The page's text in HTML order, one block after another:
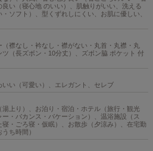
い（寝心地 のいい）、肌触りがいい、洗える
ソフト）、型くずれしにくい、お肌に優しい、
襟なし・衿なし・襟がない・丸首・丸襟・丸
（長ズボン・10分丈）、ズボン脇 ポケット 付
い（可愛い）、エレガント、セレブ
上り）、お泊り・宿泊・ホテル（旅行・観光
・バカンス・バケーション）、温浴施設（ス
・ごろ寝・仮眠）、お散歩（夕涼み）、在宅勤
ち時間）